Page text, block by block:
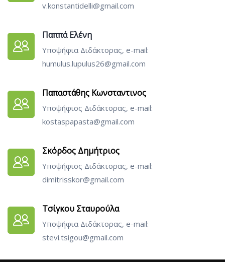
v.konstantidelli@gmail.com
Παππά Ελένη
Υποψήφια Διδάκτορας, e-mail:
humulus.lupulus26@gmail.com
Παπαστάθης Κωνσταντινος
Υποψήφιος Διδάκτορας, e-mail:
kostaspapasta@gmail.com
Σκόρδος Δημήτριος
Υποψήφιος Διδάκτορας, e-mail:
dimitrisskor@gmail.com
Τσίγκου Σταυρούλα
Υποψήφια Διδάκτορας, e-mail:
stevi.tsigou@gmail.com